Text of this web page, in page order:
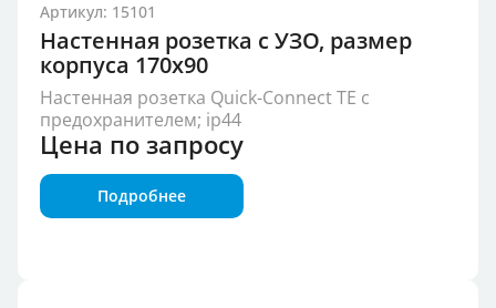
Артикул: 15101
Настенная розетка с УЗО, размер
корпуса 170x90
Настенная розетка Quick-Connect TE с
предохранителем; ip44
Цена по запросу
Подробнее